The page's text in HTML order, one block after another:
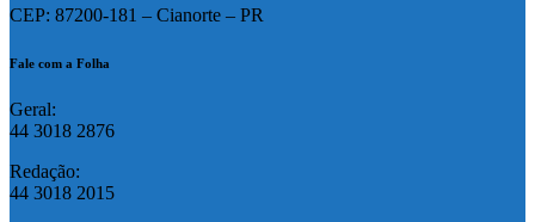
CEP: 87200-181 – Cianorte – PR
Fale com a Folha
Geral:
44 3018 2876
Redação:
44 3018 2015